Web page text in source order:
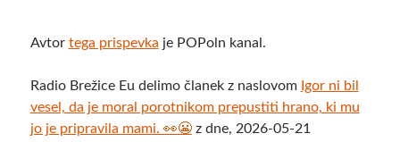
Avtor tega prispevka je POPoln kanal.
Radio Brežice Eu delimo članek z naslovom Igor ni bil
vesel, da je moral porotnikom prepustiti hrano, ki mu
jo je pripravila mami. 👀😬z dne, 2026-05-21